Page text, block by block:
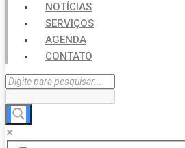
NOTÍCIAS
SERVIÇOS
AGENDA
CONTATO